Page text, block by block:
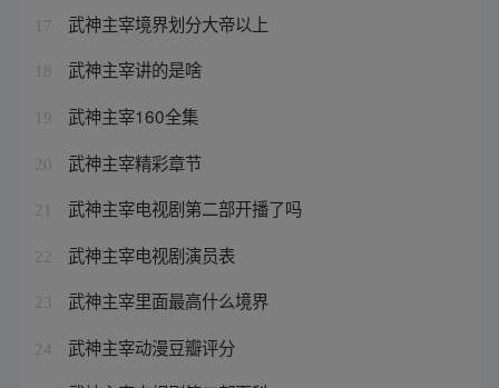
17 武神主宰境界划分大帝以上
18 武神主宰讲的是啥
19 武神主宰160全集
20 武神主宰精彩章节
21 武神主宰电视剧第二部开播了吗
22 武神主宰电视剧演员表
23 武神主宰里面最高什么境界
24 武神主宰动漫豆瓣评分